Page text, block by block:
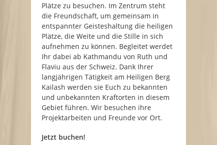
Plätze zu besuchen. Im Zentrum steht
die Freundschaft, um gemeinsam in
entspannter Geisteshaltung die heiligen
Plätze, die Weite und die Stille in sich
aufnehmen zu können. Begleitet werdet
Ihr dabei ab Kathmandu von Ruth und
Flaviu aus der Schweiz. Dank Ihrer
langjährigen Tätigkeit am Heiligen Berg
Kailash werden sie Euch zu bekannten
und unbekannten Kraftorten in diesem
Gebiet führen. Wir besuchen ihre
Projektarbeiten und Freunde vor Ort.
Jetzt buchen!